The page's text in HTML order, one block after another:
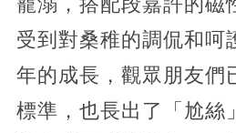
受到對桑稚的調侃和呵
年的成長，觀眾朋友們
標準，也長出了「尬絲